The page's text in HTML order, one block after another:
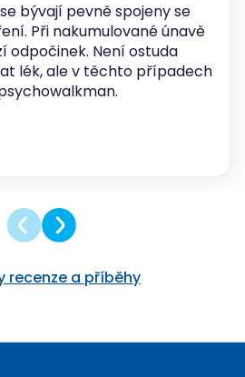
bývají pevně spojeny se
Při nakumulované únavě
odpočinek. Není ostuda
lék, ale v těchto případech
recenze a příběhy